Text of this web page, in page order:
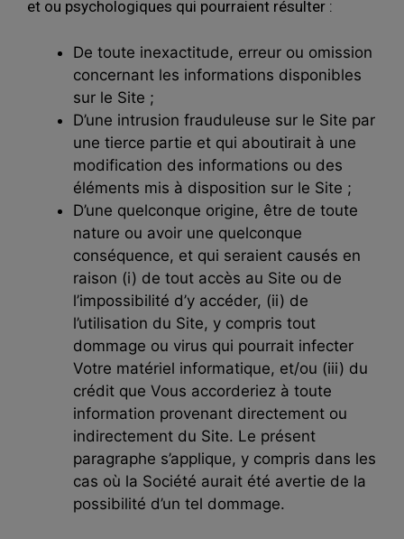
et ou psychologiques qui pourraient résulter :
De toute inexactitude, erreur ou omission
concernant les informations disponibles
sur le Site ;
D’une intrusion frauduleuse sur le Site par
une tierce partie et qui aboutirait à une
modification des informations ou des
éléments mis à disposition sur le Site ;
D’une quelconque origine, être de toute
nature ou avoir une quelconque
conséquence, et qui seraient causés en
raison (i) de tout accès au Site ou de
l’impossibilité d’y accéder, (ii) de
l’utilisation du Site, y compris tout
dommage ou virus qui pourrait infecter
Votre matériel informatique, et/ou (iii) du
crédit que Vous accorderiez à toute
information provenant directement ou
indirectement du Site. Le présent
paragraphe s’applique, y compris dans les
cas où la Société aurait été avertie de la
possibilité d’un tel dommage.